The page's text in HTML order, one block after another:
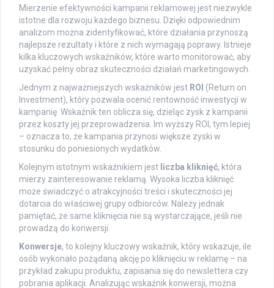
Mierzenie efektywności kampanii reklamowej jest niezwykle
istotne dla rozwoju każdego biznesu. Dzięki odpowiednim
analizom można zidentyfikować, które działania przynoszą
najlepsze rezultaty i które z nich wymagają poprawy. Istnieje
kilka kluczowych wskaźników, które warto monitorować, aby
uzyskać pełny obraz skuteczności działań marketingowych.
Jednym z najważniejszych wskaźników jest ROI (Return on
Investment), który pozwala ocenić rentowność inwestycji w
kampanię. Wskaźnik ten oblicza się, dzieląc zysk z kampanii
przez koszty jej przeprowadzenia. Im wyższy ROI, tym lepiej
– oznacza to, że kampania przynosi większe zyski w
stosunku do poniesionych wydatków.
Kolejnym istotnym wskaźnikiem jest liczba kliknięć, która
mierzy zainteresowanie reklamą. Wysoka liczba kliknięć
może świadczyć o atrakcyjności treści i skuteczności jej
dotarcia do właściwej grupy odbiorców. Należy jednak
pamiętać, że same kliknięcia nie są wystarczające, jeśli nie
prowadzą do konwersji.
Konwersje, to kolejny kluczowy wskaźnik, który wskazuje, ile
osób wykonało pożądaną akcję po kliknięciu w reklamę – na
przykład zakupu produktu, zapisania się do newslettera czy
pobrania aplikacji. Analizując wskaźnik konwersji, można